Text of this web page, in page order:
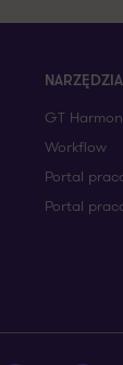
NARZĘDZIA
GT
Workflow
Portal
Portal